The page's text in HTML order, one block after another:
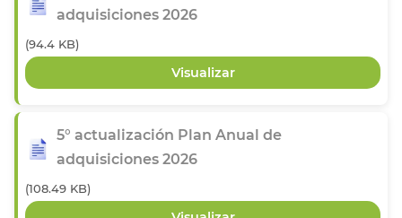
adquisiciones 2026
(94.4 KB)
5° actualización Plan Anual de
adquisiciones 2026
(108.49 KB)